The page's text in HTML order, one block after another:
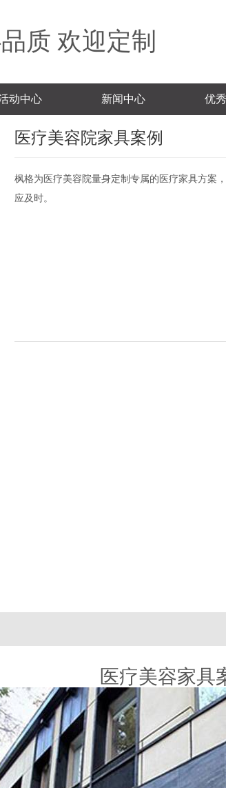
质 欢迎定制
动中心 新闻中心 优
医疗美容院家具案例
枫格为医疗美容院量身定制专属的医疗家具方案
应及时。
医疗美容家具